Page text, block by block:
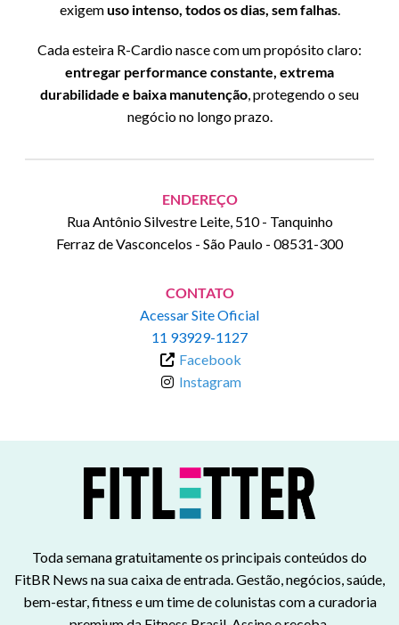
exigemuso intenso, todos os dias, sem falhas.
Cada esteira R-Cardio nasce com um propósito claro:
entregar performance constante, extrema
durabilidade e baixa manutenção, protegendo o seu
negócio no longo prazo.
ENDEREÇO
Rua Antônio Silvestre Leite, 510 - Tanquinho
Ferraz de Vasconcelos - São Paulo - 08531-300
CONTATO
Acessar Site Oficial
11 93929-1127
Facebook
Instagram
Toda semana gratuitamente os principais conteúdos do
FitBR News na sua caixa de entrada. Gestão, negócios, saúde,
bem-estar, fitness e um time de colunistas com a curadoria